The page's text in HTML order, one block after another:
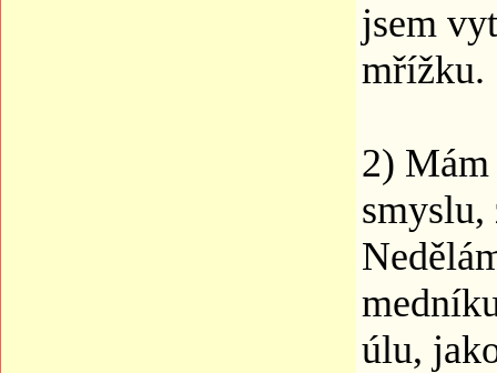
jsem
mřížku.
2) Mám
smyslu,
úlu,